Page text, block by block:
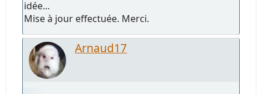
idée...
Mise à jour effectuée. Merci.
Arnaud17